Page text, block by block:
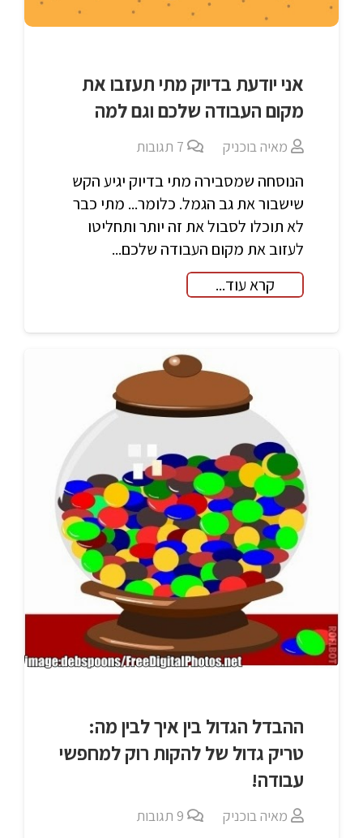
אני יודעת בדיוק מתי תעזבו את
מקום העבודה שלכם וגם למה
מאיה בוכניק 7 תגובות
הנוסחה שמסבירה מתי בדיוק יגיע הקש
שישבור את גב הגמל. כלומר... מתי כבר
לא תוכלו לסבול את זה יותר ותחליטו
לעזוב את מקום העבודה שלכם...
קרא עוד...
ההבדל הגדול בין איך לבין מה:
טריק גדול של להקות רוק למחפשי
עבודה!
מאיה בוכניק 9 תגובות